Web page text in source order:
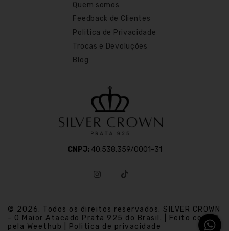
Quem somos
Feedback de Clientes
Politica de Privacidade
Trocas e Devoluções
Blog
CNPJ: 40.538.359/0001-31
© 2026. Todos os direitos reservados. SILVER CROWN
- O Maior Atacado Prata 925 do Brasil. | Feito com
pela Weethub | Politica de privacidade